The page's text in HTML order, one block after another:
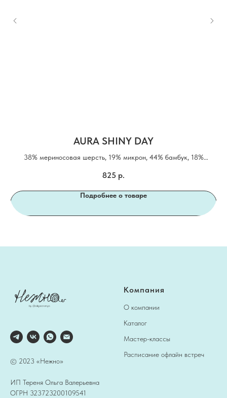
AURA SHINY DAY
38% мериносовая шерсть, 19% микрон, 44% бамбук, 18%
825 р.
Подробнее о товаре
© 2023 «Нежно»
ИП Тереня Ольга Валерьевна
ОГРН 323723200109541
Компания
О компании
Каталог
Мастер-классы
Расписание офлайн встреч